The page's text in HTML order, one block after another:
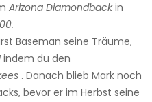
Arizona Diamondbackin
Baseman seine Träume,
indem du den
. Danach blieb Mark noch
bevor er im Herbst seine